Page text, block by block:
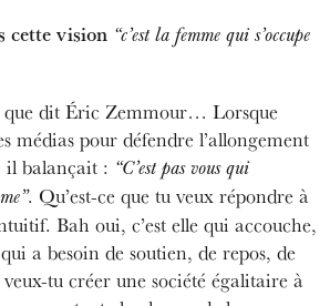
cette vision “c’est la femme qui s’occupe
que dit Éric Zemmour… Lorsque
médias pour défendre l’allongement
il balançait : “C’est pas vous qui
. Qu’est-ce que tu veux répondre à
Bah oui, c’est elle qui accouche,
a besoin de soutien, de repos, de
tu créer une société égalitaire à